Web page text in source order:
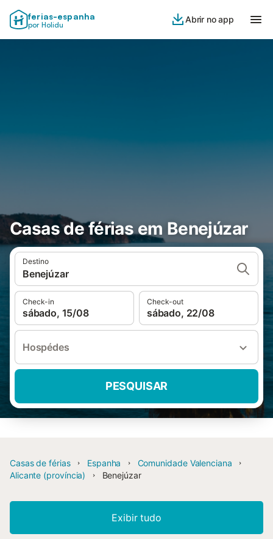
ferias-espanha
por Holidu
Abrir no app
Casas de férias em Benejúzar
Destino
Benejúzar
Check-in
sábado, 15/08
Check-out
sábado, 22/08
Hospédes
PESQUISAR
Casas de férias Espanha
Comunidade Valenciana
Alicante (província)
Benejúzar
Exibir tudo